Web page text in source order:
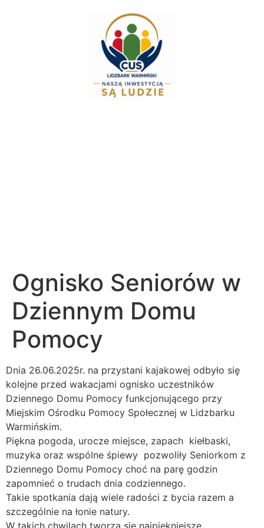
Ognisko Seniorów w
Dziennym Domu
Pomocy
Dnia 26.06.2025r. na przystani kajakowej odbyło się
kolejne przed wakacjami ognisko uczestników
Dziennego Domu Pomocy funkcjonującego przy
Miejskim Ośrodku Pomocy Społecznej w Lidzbarku
Warmińskim.
Piękna pogoda, urocze miejsce, zapach kiełbaski,
muzyka oraz wspólne śpiewy pozwoliły Seniorkom z
Dziennego Domu Pomocy choć na parę godzin
zapomnieć o trudach dnia codziennego.
Takie spotkania dają wiele radości z bycia razem a
szczególnie na łonie natury.
W takich chwilach tworzą się najpiękniejsze